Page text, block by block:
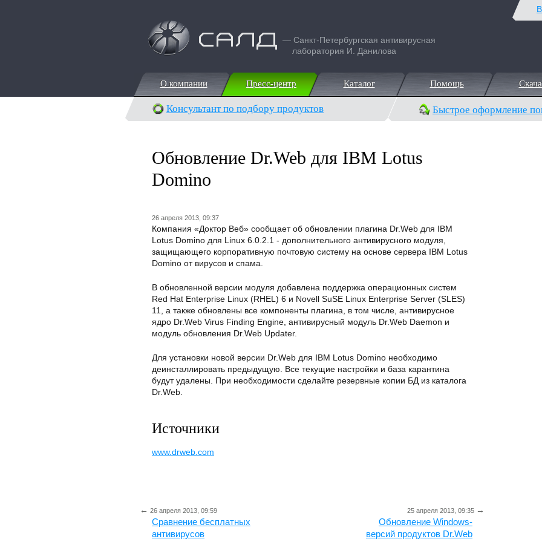
— Санкт-Петербургская антивирусная
лаборатория И. Данилова
О компании
О компании Пресс-центр
Пресс-центр Каталог
Каталог Помощь
Помощь
Консультант по подбору продуктов Быстрое оформление
Обновление Dr.Web для IBM Lotus
Domino
26 апреля 2013, 09:37
Компания «Доктор Веб» сообщает об обновлении плагина Dr.Web для IBM
Lotus Domino для Linux 6.0.2.1 - дополнительного антивирусного модуля,
защищающего корпоративную почтовую систему на основе сервера IBM Lotus
Domino от вирусов и спама.
В обновленной версии модуля добавлена поддержка операционных систем
Red Hat Enterprise Linux (RHEL) 6 и Novell SuSE Linux Enterprise Server (SLES)
11, а также обновлены все компоненты плагина, в том числе, антивирусное
ядро Dr.Web Virus Finding Engine, антивирусный модуль Dr.Web Daemon и
модуль обновления Dr.Web Updater.
Для установки новой версии Dr.Web для IBM Lotus Domino необходимо
деинсталлировать предыдущую. Все текущие настройки и база карантина
будут удалены. При необходимости сделайте резервные копии БД из каталога
Dr.Web.
Источники
www.drweb.com
← 26 апреля 2013, 09:59
Сравнение бесплатных
антивирусов
25 апреля 2013, 09:35 →
Обновление Windows-
версий продуктов Dr.Web